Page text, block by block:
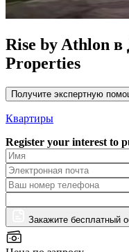
Rise by Athlon
Properties
Получите экспертную
Квартиры
Register your interest to
Закажите бесплатный